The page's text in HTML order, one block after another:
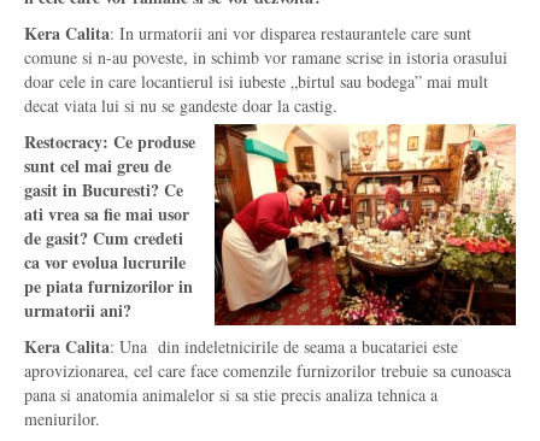
Kera Calita: In urmatorii ani vor disparea restaurantele care sunt
comune si n-au poveste, in schimb vor ramane scrise in istoria orasului
doar cele in care locantierul isi iubeste „birtul sau bodega” mai mult
decat viata lui si nu se gandeste doar la castig.
Restocracy: Ce produse
sunt cel mai greu de
gasit in Bucuresti? Ce
ati vrea sa fie mai usor
de gasit? Cum credeti
ca vor evolua lucrurile
pe piata furnizorilor in
urmatorii ani?
Kera Calita: Una din indeletnicirile de seama a bucatariei este
aprovizionarea, cel care face comenzile furnizorilor trebuie sa cunoasca
pana si anatomia animalelor si sa stie precis analiza tehnica a
meniurilor.